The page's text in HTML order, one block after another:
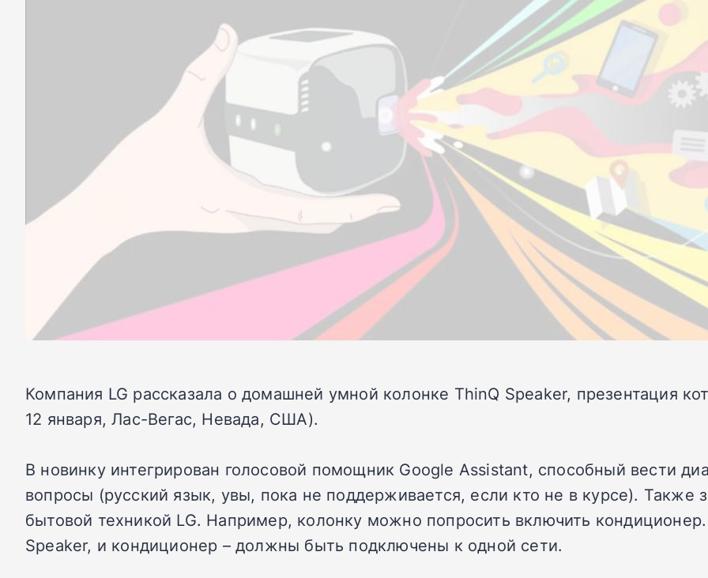
Компания LG рассказала о домашней умной колонке ThinQ Speaker, презентация
12 января, Лас-Вегас, Невада, США).
В новинку интегрирован голосовой помощник Google Assistant, способный вести
вопросы (русский язык, увы, пока не поддерживается, если кто не в курсе). Также
бытовой техникой LG. Например, колонку можно попросить включить
Speaker, и кондиционер – должны быть подключены к одной сети.